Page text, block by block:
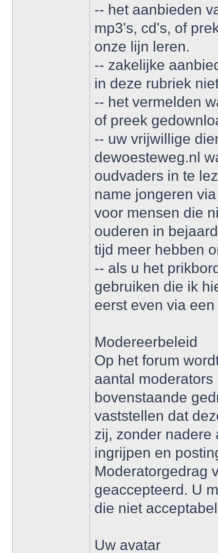
-- het aanbieden
mp3's, cd's, of
onze lijn leren.
-- zakelijke
in deze rubriek
-- het vermelden
of preek
-- uw vrijwillige
dewoesteweg.nl
oudvaders in te
name jongeren
voor mensen die
ouderen in
tijd meer hebben
-- als u het
gebruiken die ik
eerst even via
Modereerbeleid
Op het forum
aantal
bovenstaande
vaststellen dat
zij, zonder nadere
ingrijpen en
Moderatorgedrag
geaccepteerd. U
die niet
Uw avatar